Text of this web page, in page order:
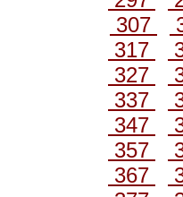
307
317
327
337
347
357
367